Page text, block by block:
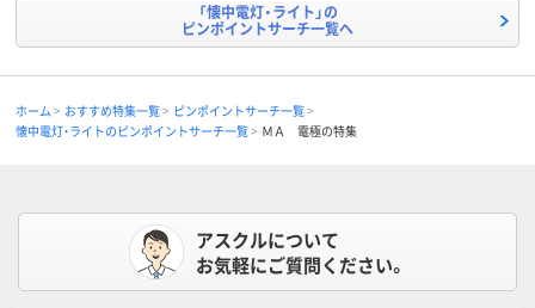
「懐中電灯・ライト」の
ピンポイントサーチ一覧へ
ホーム おすすめ特集一覧
ピンポイントサーチ一覧
懐中電灯・ライトのピンポイントサーチ一覧
ＭＡ 電極の特集
アスクルについて
お気軽にご質問ください。